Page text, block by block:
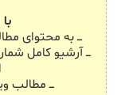
ـــ به محتوای
ـــ آرشیو کامل
ـــ